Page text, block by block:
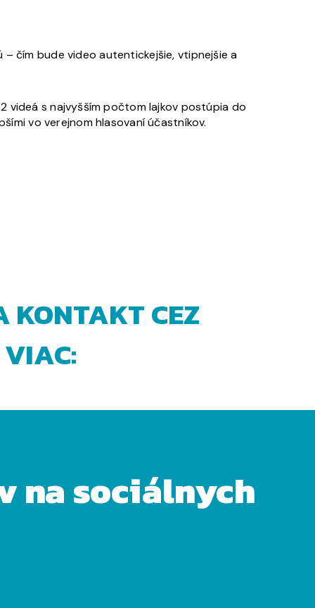
čím bude video autentickejšie, vtipnejšie a
videá s najvyšším počtom lajkov postúpia do
vo verejnom hlasovaní účastníkov.
KONTAKT CEZ
na sociálnych